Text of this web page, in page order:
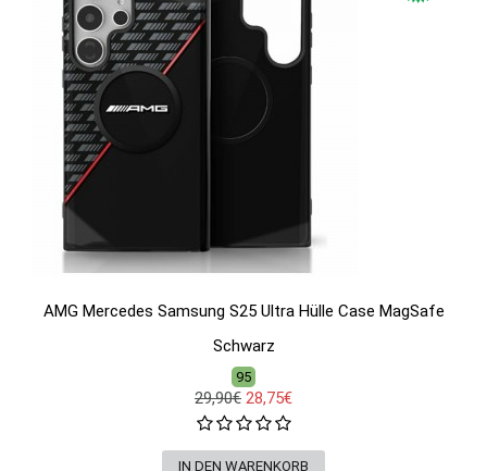
AMG Mercedes Samsung S25 Ultra Hülle Case MagSafe
Schwarz
95
29,90€ 28,75€